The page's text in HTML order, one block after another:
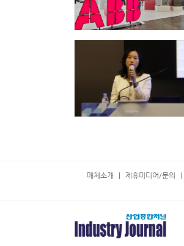
매체소개 제휴미디어/문의